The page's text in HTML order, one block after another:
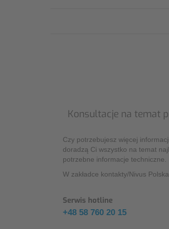
Konsultacje na temat
Czy potrzebujesz więcej
doradzą Ci wszystko na temat
potrzebne informacje techniczne.
W zakładce kontakty/Nivus
Serwis hotline
+48 58 760 20 15